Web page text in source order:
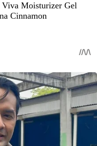
Viva Moisturizer Gel
Cinnamon